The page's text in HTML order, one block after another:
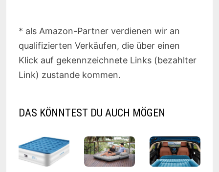
* als Amazon-Partner verdienen wir an
qualifizierten Verkäufen, die über einen
Klick auf gekennzeichnete Links (bezahlter
Link) zustande kommen.
DAS KÖNNTEST DU AUCH MÖGEN